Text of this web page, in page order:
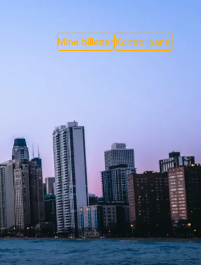
Mine billetterKontrollpanel